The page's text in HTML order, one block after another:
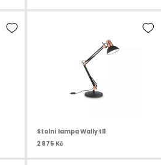
Stolní lampa Wally tl1
2 875 Kč